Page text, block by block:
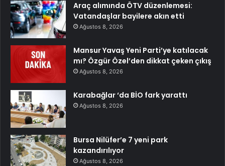
Araç alımında ÖTV düzenlemesi:
Vatandaşlar bayilere akın etti
Ağustos 8, 2026
Mansur Yavaş Yeni Parti’ye katılacak
mı? Özgür Özel’den dikkat çeken çıkış
Ağustos 8, 2026
Karabağlar ‘da BİO fark yarattı
Ağustos 8, 2026
Bursa Nilüfer’e 7 yeni park
kazandırılıyor
Ağustos 8, 2026